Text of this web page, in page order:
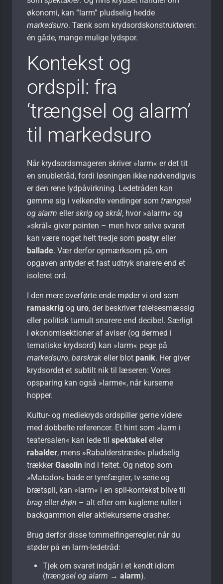
økonomi, kan “larm” pludselig hedde
markedsuro. Tænk som krydsordskonstruktøren:
én gåde, mange mulige lydspor.
Kontekst og
ordspil: fra
‘trængsel og alarm’
til markedsuro
Når krydsordsmageren skriver »larm« er det tit
en snubletråd, fordi løsningen ikke nødvendigvis
er den rene lydpåvirkning. Ledetråden kan
gemme sig i velkendte vendinger som trængsel
og alarm ellerskrig og skrål, hvor »alarm« og
»skrål« giver pointen – men hvor selve svaret
kan være noget helt tredje som postyr eller
ballade. Vær derfor opmærksom på, om
opgaven antyder et fast udtryk snarere end et
isoleret ord.
I den mere overførte ende møder vi ord som
ramaskrig og uro, der beskriver følelsesmæssig
eller politisk tumult snarere end decibel. Særligt
i økonomisektioner af aviser (og dermed i
tematiske krydsord) kan »larm« pege på
markedsuro, børskrak eller blot panik. Her giver
krydsordet et subtilt nik til læseren: Vores
opsparing kan også »larme«, når kurserne
hopper.
Kultur- og mediekryds ordspiller gerne videre
med dobbelte referencer. Et hint som »larm i
teatersalen« kan lede til spektakel eller
rabalder, mens »Rabalderstræde« pludselig
trækkerGasolin ind i feltet. Og netop som
»Matador« både er tyrefægter, tv-serie og
brætspil, kan »larm« i en spil-kontekst blive til
brag ellerdrøn – alt efter om kuglerne ruller i
backgammon eller aktiekurserne crasher.
Brug derfor disse tommelfingerregler, når du
støder på en larm-ledetråd:
Tjek om svaret indgår i et kendt idiom
(trængsel og alarm → alarm).